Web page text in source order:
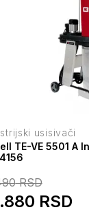
usisivači
TE-VE 5501 A
RSD
RSD